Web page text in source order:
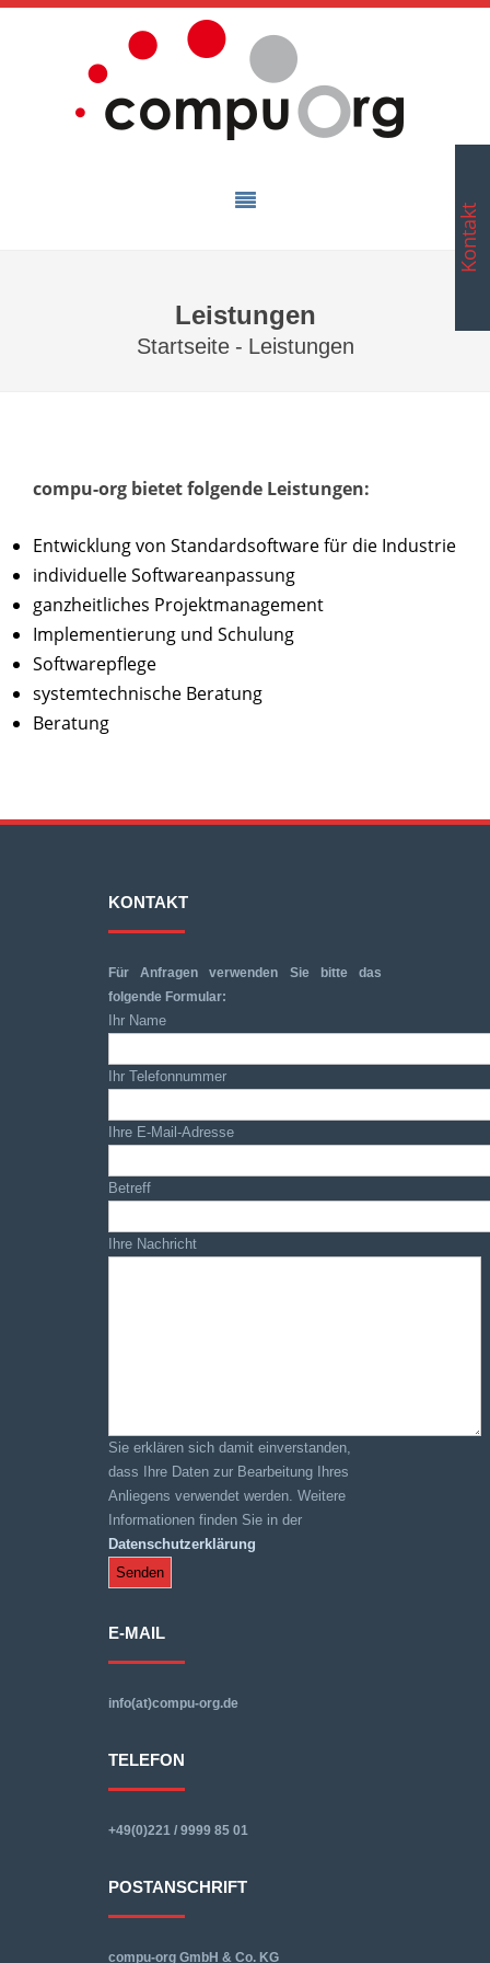
Leistungen
Startseite - Leistungen
compu-org bietet folgende Leistungen:
Entwicklung von Standardsoftware für die Industrie
individuelle Softwareanpassung
ganzheitliches Projektmanagement
Implementierung und Schulung
Softwarepflege
systemtechnische Beratung
Beratung
KONTAKT
Für Anfragen verwenden Sie bitte das
folgende Formular:
Ihr Name
Ihr Telefonnummer
Ihre E-Mail-Adresse
Betreff
Ihre Nachricht
Sie erklären sich damit einverstanden,
dass Ihre Daten zur Bearbeitung Ihres
Anliegens verwendet werden. Weitere
Informationen finden Sie in der
Datenschutzerklärung
E-MAIL
info(at)compu-org.de
TELEFON
+49(0)221 / 9999 85 01
POSTANSCHRIFT
compu-org GmbH & Co. KG
Kontakt